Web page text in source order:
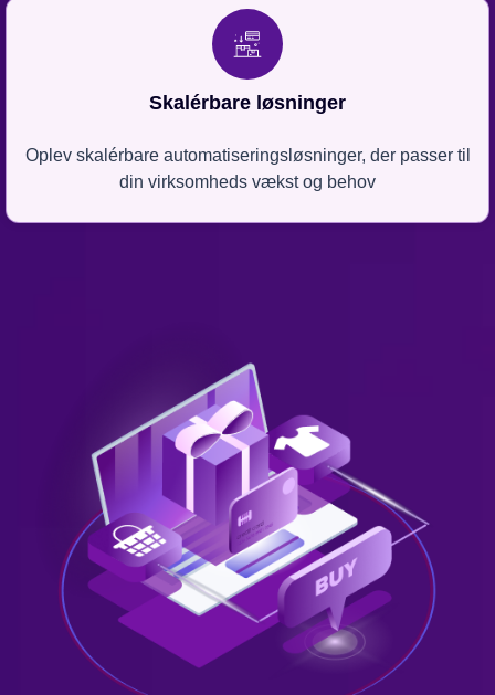
Skalérbare løsninger
Oplev skalérbare automatiseringsløsninger, der passer til
din virksomheds vækst og behov